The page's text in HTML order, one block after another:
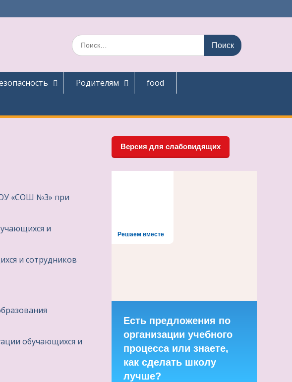
Поиск
по:
Родителям
food
«СОШ №3» при
и
и сотрудников
обучающихся и
Версия для слабовидящих
Решаем вместе
Есть предложения по
организации учебного
процесса или знаете,
как сделать школу
лучше?